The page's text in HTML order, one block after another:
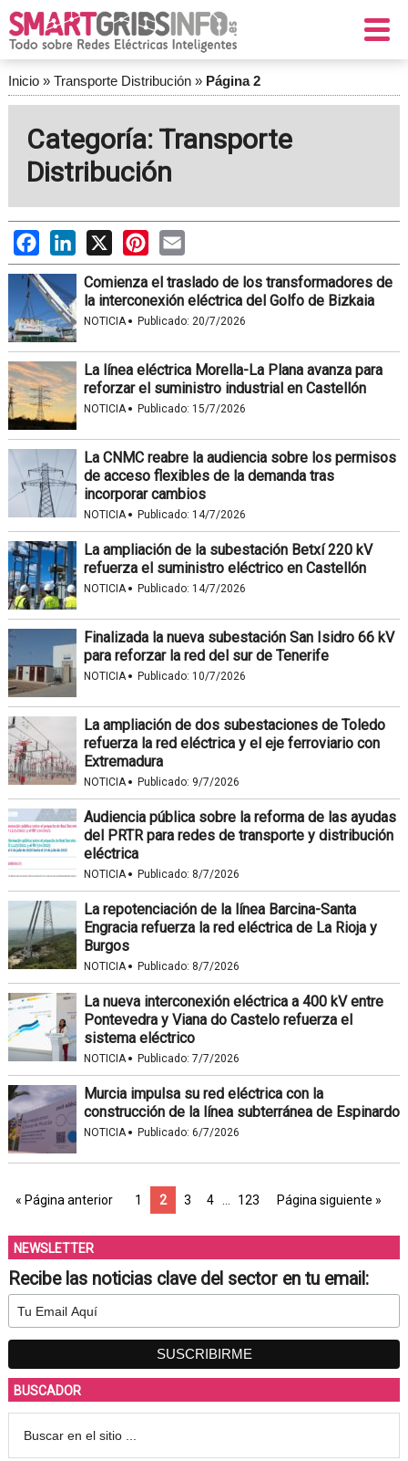
Inicio» Transporte Distribución» Página 2
Categoría: Transporte
Distribución
FacebookLinkedIn
X PinterestEmail
Comienza el traslado de los transformadores de
la interconexión eléctrica del Golfo de Bizkaia
NOTICIA· Publicado: 20/7/2026
La línea eléctrica Morella-La Plana avanza para
reforzar el suministro industrial en Castellón
NOTICIA· Publicado: 15/7/2026
La CNMC reabre la audiencia sobre los permisos
de acceso flexibles de la demanda tras
incorporar cambios
NOTICIA· Publicado: 14/7/2026
La ampliación de la subestación Betxí 220 kV
refuerza el suministro eléctrico en Castellón
NOTICIA· Publicado: 14/7/2026
Finalizada la nueva subestación San Isidro 66 kV
para reforzar la red del sur de Tenerife
NOTICIA· Publicado: 10/7/2026
La ampliación de dos subestaciones de Toledo
refuerza la red eléctrica y el eje ferroviario con
Extremadura
NOTICIA· Publicado: 9/7/2026
Audiencia pública sobre la reforma de las ayudas
del PRTR para redes de transporte y distribución
eléctrica
NOTICIA· Publicado: 8/7/2026
La repotenciación de la línea Barcina-Santa
Engracia refuerza la red eléctrica de La Rioja y
Burgos
NOTICIA· Publicado: 8/7/2026
La nueva interconexión eléctrica a 400 kV entre
Pontevedra y Viana do Castelo refuerza el
sistema eléctrico
NOTICIA· Publicado: 7/7/2026
Murcia impulsa su red eléctrica con la
construcción de la línea subterránea de Espinardo
NOTICIA· Publicado: 6/7/2026
« Página anterior 1 2 3 4 123 Página siguiente »
NEWSLETTER
Recibe las noticias clave del sector en tu email:
BUSCADOR